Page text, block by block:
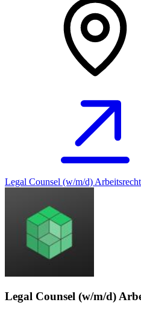
Legal Counsel (w/m/d)
Legal Counsel (w/m/d)